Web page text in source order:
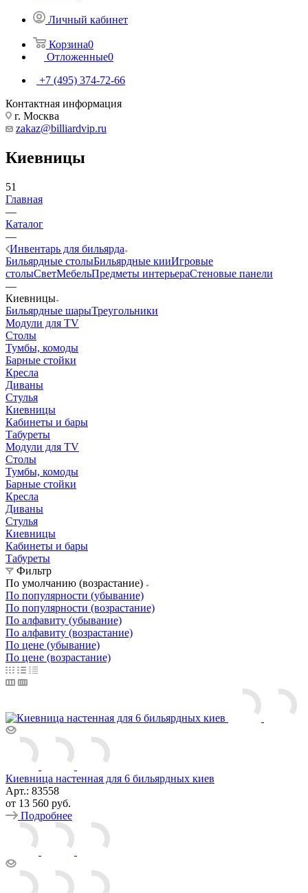
Личный кабинет
Корзина0
Отложенные0
+7 (495) 374-72-66
Контактная информация
г. Москва
zakaz@billiardvip.ru
Киевницы
51
Главная
—
Каталог
—
Инвентарь для бильярда
Бильярдные столыБильярдные кииИгровые
столыСветМебельПредметы интерьераСтеновые панели
—
Киевницы
Бильярдные шарыТреугольники
Модули для TV
Столы
Тумбы, комоды
Барные стойки
Кресла
Диваны
Стулья
Киевницы
Кабинеты и бары
Табуреты
Модули для TV
Столы
Тумбы, комоды
Барные стойки
Кресла
Диваны
Стулья
Киевницы
Кабинеты и бары
Табуреты
Фильтр
По умолчанию (возрастание)
По популярности (убывание)
По популярности (возрастание)
По алфавиту (убывание)
По алфавиту (возрастание)
По цене (убывание)
По цене (возрастание)
Киевница настенная для 6 бильярдных киев
Арт.: 83558
от 13 560 руб.
Подробнее